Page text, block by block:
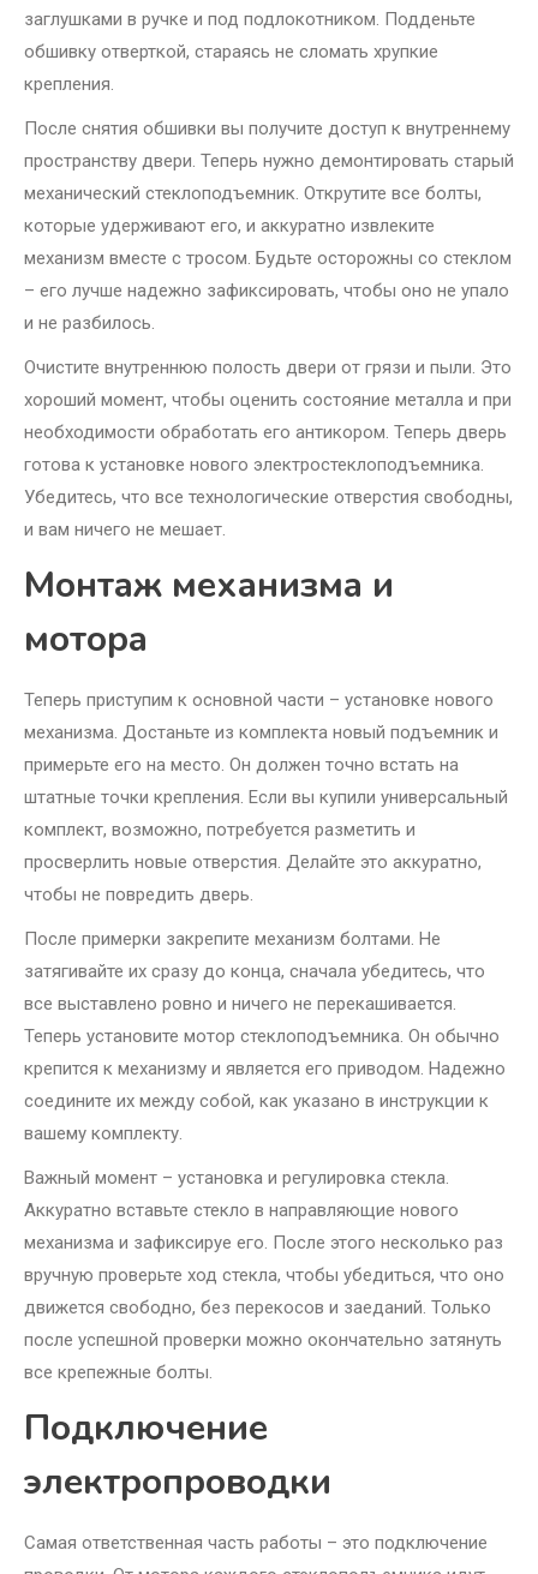
заглушками в ручке и под подлокотником. Подденьте
обшивку отверткой, стараясь не сломать хрупкие
крепления.
После снятия обшивки вы получите доступ к внутреннему
пространству двери. Теперь нужно демонтировать старый
механический стеклоподъемник. Открутите все болты,
которые удерживают его, и аккуратно извлеките
механизм вместе с тросом. Будьте осторожны со стеклом
– его лучше надежно зафиксировать, чтобы оно не упало
и не разбилось.
Очистите внутреннюю полость двери от грязи и пыли. Это
хороший момент, чтобы оценить состояние металла и при
необходимости обработать его антикором. Теперь дверь
готова к установке нового электростеклоподъемника.
Убедитесь, что все технологические отверстия свободны,
и вам ничего не мешает.
Монтаж механизма и
мотора
Теперь приступим к основной части – установке нового
механизма. Достаньте из комплекта новый подъемник и
примерьте его на место. Он должен точно встать на
штатные точки крепления. Если вы купили универсальный
комплект, возможно, потребуется разметить и
просверлить новые отверстия. Делайте это аккуратно,
чтобы не повредить дверь.
После примерки закрепите механизм болтами. Не
затягивайте их сразу до конца, сначала убедитесь, что
все выставлено ровно и ничего не перекашивается.
Теперь установите мотор стеклоподъемника. Он обычно
крепится к механизму и является его приводом. Надежно
соедините их между собой, как указано в инструкции к
вашему комплекту.
Важный момент – установка и регулировка стекла.
Аккуратно вставьте стекло в направляющие нового
механизма и зафиксируе его. После этого несколько раз
вручную проверьте ход стекла, чтобы убедиться, что оно
движется свободно, без перекосов и заеданий. Только
после успешной проверки можно окончательно затянуть
все крепежные болты.
Подключение
электропроводки
Самая ответственная часть работы – это подключение